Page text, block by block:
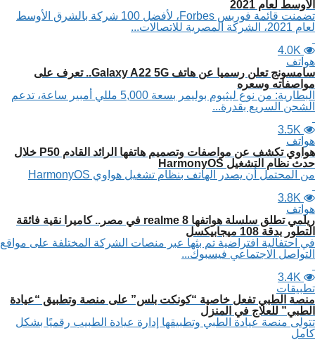
الأوسط لعام 2021
تضمنت قائمة فوربس Forbes، لأفضل 100 شركة بالشرق الأوسط
لعام 2021، الشركة المصرية للاتصالات...
4.0K
هواتف
سامسونج تعلن رسميا عن هاتف Galaxy A22 5G.. تعرف على
مواصفاته وسعره
البطارية: من نوع ليثيوم بوليمر بسعة 5,000 مللي أمبير ساعة، تدعم
الشحن السريع بقدرة...
3.5K
هواتف
هواوي تكشف عن مواصفات وتصميم هاتفها الرائد القادم P50 خلال
حدث نظام التشغيل HarmonyOS
من المحتمل أن يصدر الهاتف بنظام تشغيل هواوي HarmonyOS
3.8K
هواتف
ريلمي تطلق سلسلة هواتفها realme 8 في مصر.. كاميرا نقية فائقة
التطور بدقة 108 ميجابيكسل
في احتفالية افتراضية تم بثها عبر منصات الشركة المختلفة على مواقع
التواصل الاجتماعي فيسبوك...
3.4K
تطبيقات
منصة الطبي تفعل خاصية “كونكت بلس” على منصة وتطبيق “عيادة
الطبي” للعلاج في المنزل
تتولى منصة عيادة الطبي وتطبيقها إدارة عيادة الطبيب رقميًا بشكل
كامل